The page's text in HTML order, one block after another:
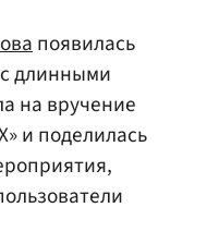
появилась
длинными
на вручение
и поделилась